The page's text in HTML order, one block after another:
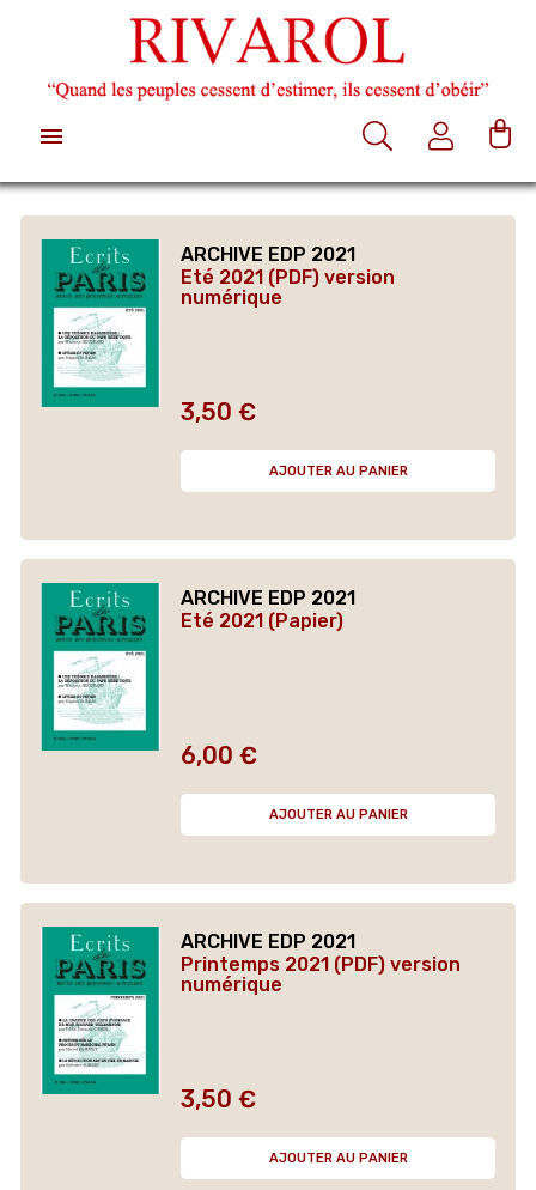

ARCHIVE EDP 2021
Eté 2021 (PDF) version
numérique
Prix
3,50 €
AJOUTER AU PANIER
ARCHIVE EDP 2021
Eté 2021 (Papier)
Prix
6,00 €
AJOUTER AU PANIER
ARCHIVE EDP 2021
Printemps 2021 (PDF) version
numérique
Prix
3,50 €
AJOUTER AU PANIER